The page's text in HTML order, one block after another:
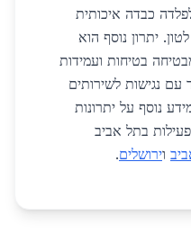
כבדה איכותית
ממוצע של כ-4900 ₪ לטון. יתרון נוסף הוא
בטיחות ועמידות
נגישות לשירותים
7. לקבלת מידע נוסף על יתרונות
בתל אביב
וירושלים.